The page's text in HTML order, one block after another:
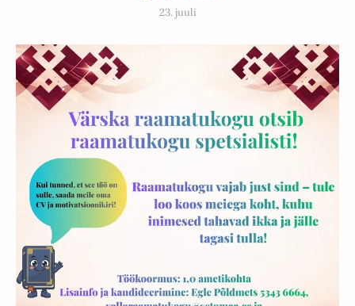
23. juuli